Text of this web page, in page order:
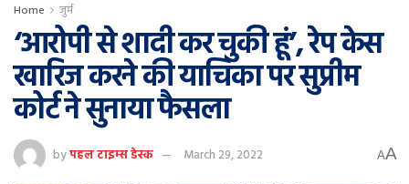
Home जुर्म
‘आरोपी से शादी कर चुकी हूं’, रेप केस
खारिज करने की याचिका पर सुप्रीम
कोर्ट ने सुनाया फैसला
byपहल टाइम्स डेस्क March 29, 2022 AA